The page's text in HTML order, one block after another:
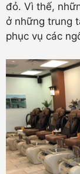
đỏ. Vì thế,
ở những trung
phục vụ các